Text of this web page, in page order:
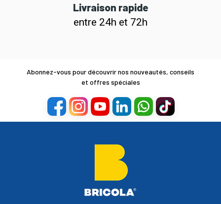
Livraison rapide
entre 24h et 72h
Abonnez-vous pour découvrir nos nouveautés, conseils
et offres spéciales